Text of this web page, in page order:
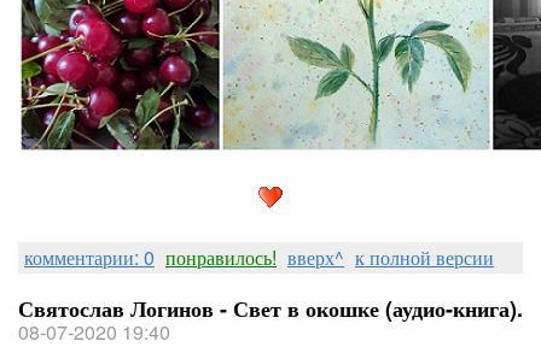
комментарии: 0 понравилось! вверх^ к полной версии
Святослав Логинов - Свет в окошке (аудио-книга).
08-07-2020 19:40